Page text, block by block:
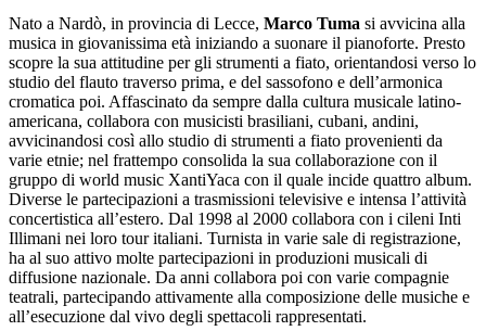
Nato a Nardò, in provincia di Lecce, Marco Tuma si avvicina alla
musica in giovanissima età iniziando a suonare il pianoforte. Presto
scopre la sua attitudine per gli strumenti a fiato, orientandosi verso lo
studio del flauto traverso prima, e del sassofono e dell’armonica
cromatica poi. Affascinato da sempre dalla cultura musicale latino-
americana, collabora con musicisti brasiliani, cubani, andini,
avvicinandosi così allo studio di strumenti a fiato provenienti da
varie etnie; nel frattempo consolida la sua collaborazione con il
gruppo di world music XantiYaca con il quale incide quattro album.
Diverse le partecipazioni a trasmissioni televisive e intensa l’attività
concertistica all’estero. Dal 1998 al 2000 collabora con i cileni Inti
Illimani nei loro tour italiani. Turnista in varie sale di registrazione,
ha al suo attivo molte partecipazioni in produzioni musicali di
diffusione nazionale. Da anni collabora poi con varie compagnie
teatrali, partecipando attivamente alla composizione delle musiche e
all’esecuzione dal vivo degli spettacoli rappresentati.